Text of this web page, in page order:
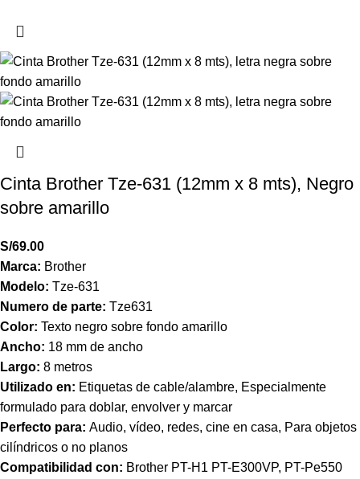
Cinta Brother Tze-631 (12mm x 8 mts), Negro
sobre amarillo
S/69.00
Marca: Brother
Modelo: Tze-631
Numero de parte: Tze631
Color: Texto negro sobre fondo amarillo
Ancho: 18 mm de ancho
Largo: 8 metros
Utilizado en: Etiquetas de cable/alambre, Especialmente
formulado para doblar, envolver y marcar
Perfecto para: Audio, vídeo, redes, cine en casa, Para objetos
cilíndricos o no planos
Compatibilidad con: Brother PT-H1 PT-E300VP, PT-Pe550